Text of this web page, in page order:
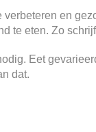
en
te eten. Zo
Eet
dat.